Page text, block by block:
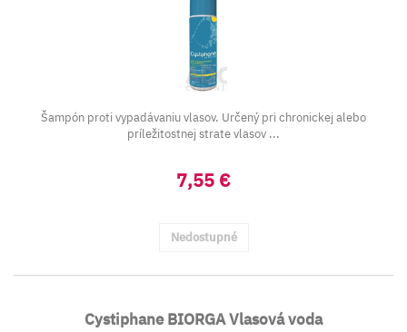
Šampón proti vypadávaniu vlasov. Určený pri chronickej alebo
príležitostnej strate vlasov ...
7,55 €
Nedostupné
Cystiphane BIORGA Vlasová voda